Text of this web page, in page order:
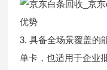
3. 具备全场景覆盖的
单卡，也适用于企业